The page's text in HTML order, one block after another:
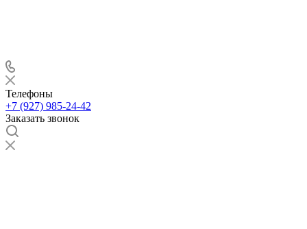
Телефоны
+7 (927) 985-24-42
Заказать звонок